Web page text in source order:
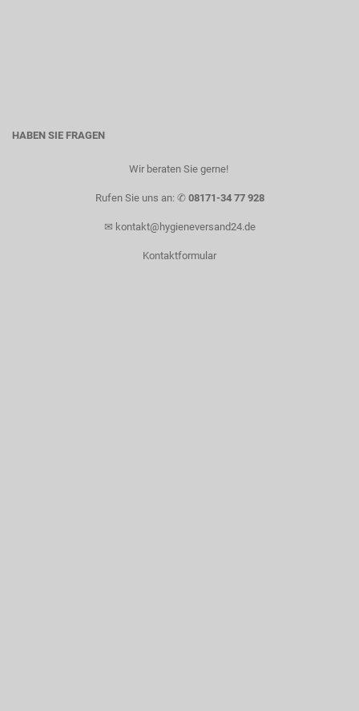
HABEN SIE FRAGEN
Wir beraten Sie gerne! ​
Rufen Sie uns an: ✆ 08171-34 77 928
✉ kontakt@hygieneversand24.de
Kontaktformular